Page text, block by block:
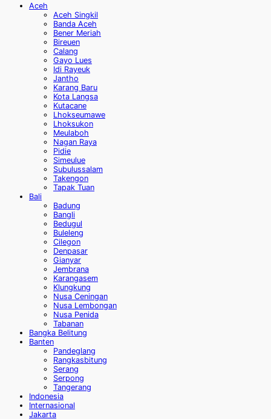
Aceh
Aceh Singkil
Banda Aceh
Bener Meriah
Bireuen
Calang
Gayo Lues
Idi Rayeuk
Jantho
Karang Baru
Kota Langsa
Kutacane
Lhokseumawe
Lhoksukon
Meulaboh
Nagan Raya
Pidie
Simeulue
Subulussalam
Takengon
Tapak Tuan
Bali
Badung
Bangli
Bedugul
Buleleng
Cilegon
Denpasar
Gianyar
Jembrana
Karangasem
Klungkung
Nusa Ceningan
Nusa Lembongan
Nusa Penida
Tabanan
Bangka Belitung
Banten
Pandeglang
Rangkasbitung
Serang
Serpong
Tangerang
Indonesia
Internasional
Jakarta